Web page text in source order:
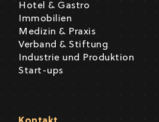
Hotel & Gastro
Immobilien
Medizin & Praxis
Verband & Stiftung
Industrie und Produktion
Start-ups